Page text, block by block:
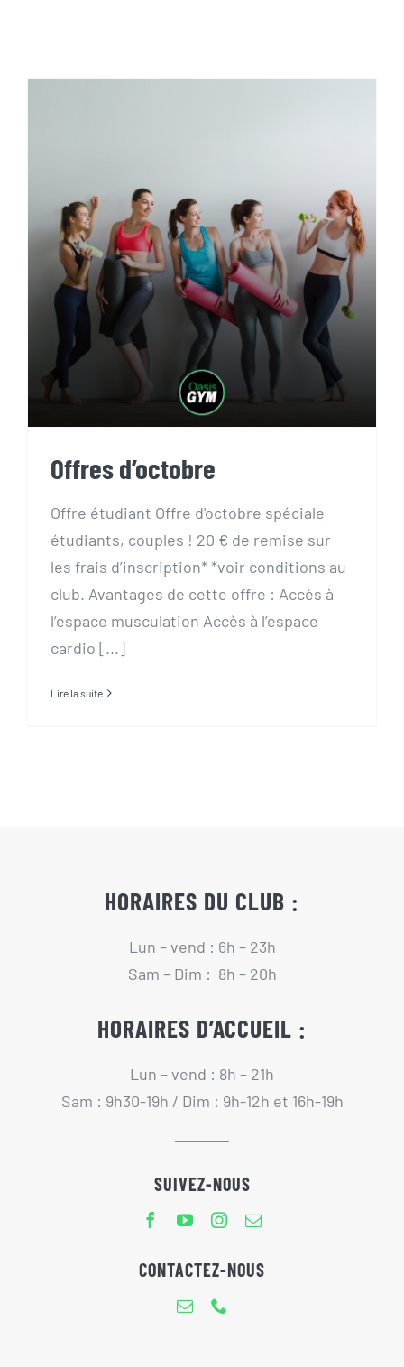
Offres d’octobre
Offres d’octobre
Offre étudiant Offre d'octobre spéciale
étudiants, couples ! 20 € de remise sur
les frais d’inscription* *voir conditions au
club. Avantages de cette offre : Accès à
l’espace musculation Accès à l’espace
cardio [...]
Lire la suite
HORAIRES DU CLUB :
Lun – vend : 6h – 23h
Sam – Dim : 8h – 20h
HORAIRES D’ACCUEIL :
Lun – vend : 8h – 21h
Sam : 9h30-19h / Dim : 9h-12h et 16h-19h
SUIVEZ-NOUS
CONTACTEZ-NOUS